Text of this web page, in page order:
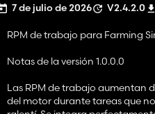
7 de julio de 2026 V2.4.2.0
RPM de trabajo para Farming
Notas de la versión 1.0.0.0
Las RPM de trabajo aumentan
del motor durante tareas que